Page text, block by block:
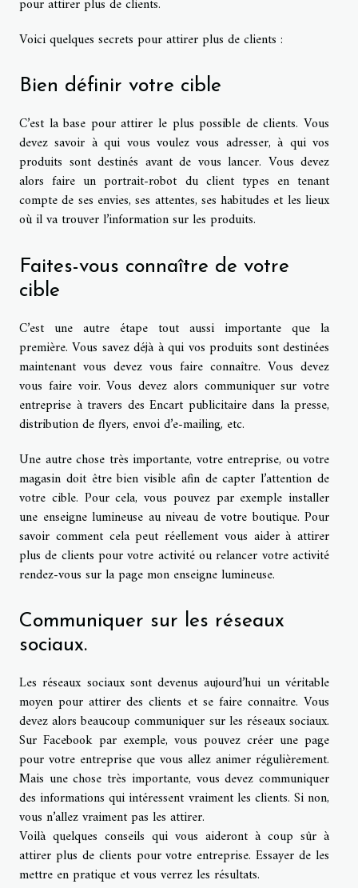
pour attirer plus de clients.
Voici quelques secrets pour attirer plus de clients :
Bien définir votre cible
C’est la base pour attirer le plus possible de clients. Vous
devez savoir à qui vous voulez vous adresser, à qui vos
produits sont destinés avant de vous lancer. Vous devez
alors faire un portrait-robot du client types en tenant
compte de ses envies, ses attentes, ses habitudes et les lieux
où il va trouver l’information sur les produits.
Faites-vous connaître de votre
cible
C’est une autre étape tout aussi importante que la
première. Vous savez déjà à qui vos produits sont destinées
maintenant vous devez vous faire connaître. Vous devez
vous faire voir. Vous devez alors communiquer sur votre
entreprise à travers des Encart publicitaire dans la presse,
distribution de flyers, envoi d’e-mailing, etc.
Une autre chose très importante, votre entreprise, ou votre
magasin doit être bien visible afin de capter l’attention de
votre cible. Pour cela, vous pouvez par exemple installer
une enseigne lumineuse au niveau de votre boutique. Pour
savoir comment cela peut réellement vous aider à attirer
plus de clients pour votre activité ou relancer votre activité
rendez-vous sur la pagemon enseigne lumineuse.
Communiquer sur les réseaux
sociaux.
Les réseaux sociaux sont devenus aujourd’hui un véritable
moyen pour attirer des clients et se faire connaître. Vous
devez alors beaucoup communiquer sur les réseaux sociaux.
Sur Facebook par exemple, vous pouvez créer une page
pour votre entreprise que vous allez animer régulièrement.
Mais une chose très importante, vous devez communiquer
des informations qui intéressent vraiment les clients. Si non,
vous n’allez vraiment pas les attirer.
Voilà quelques conseils qui vous aideront à coup sûr à
attirer plus de clients pour votre entreprise. Essayer de les
mettre en pratique et vous verrez les résultats.